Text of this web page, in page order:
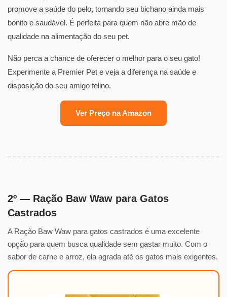
promove a saúde do pelo, tornando seu bichano ainda mais
bonito e saudável. É perfeita para quem não abre mão de
qualidade na alimentação do seu pet.
Não perca a chance de oferecer o melhor para o seu gato!
Experimente a Premier Pet e veja a diferença na saúde e
disposição do seu amigo felino.
Ver Preço na Amazon
2º — Ração Baw Waw para Gatos
Castrados
A Ração Baw Waw para gatos castrados é uma excelente
opção para quem busca qualidade sem gastar muito. Com o
sabor de carne e arroz, ela agrada até os gatos mais exigentes.